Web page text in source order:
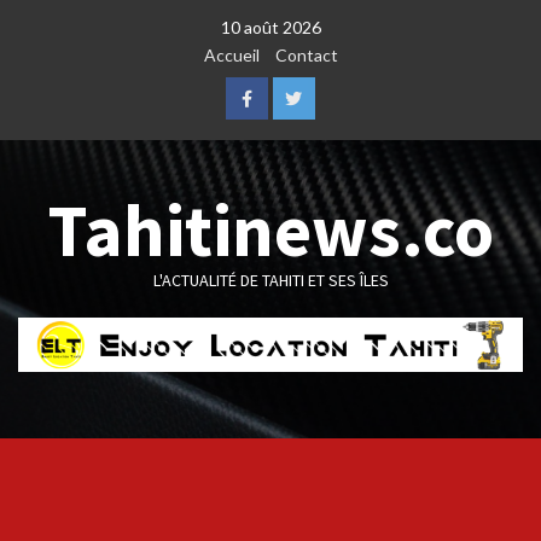
10 août 2026
Accueil
Contact
FacebookTwitter
Tahitinews.co
L'ACTUALITÉ DE TAHITI ET SES ÎLES